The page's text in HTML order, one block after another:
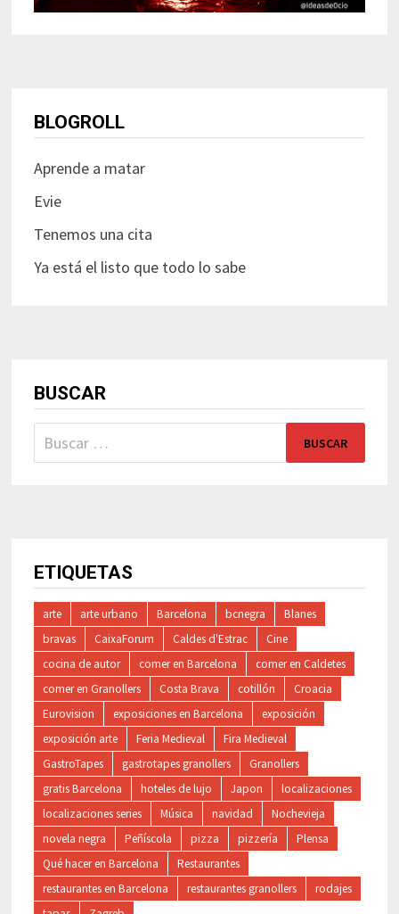
BLOGROLL
Aprende a matar
Evie
Tenemos una cita
Ya está el listo que todo lo sabe
BUSCAR
Buscar:
ETIQUETAS
arte arte urbano Barcelona bcnegra
Blanes
bravas
CaixaForum Caldes d'Estrac
Cine
cocina de autor
comer en Barcelona
comer en Caldetes
comer en Granollers
Costa Brava cotillón
Croacia
Eurovision
exposiciones en Barcelona
exposición
exposición arte
Feria Medieval
Fira Medieval
GastroTapes
gastrotapes granollers
Granollers
gratis Barcelona
hoteles de lujo Japon
localizaciones
localizaciones series
Música navidad
Nochevieja
novela negra
Peñíscola pizza pizzería
Plensa
Qué hacer en Barcelona
Restaurantes
restaurantes en Barcelona
restaurantes granollers
rodajes